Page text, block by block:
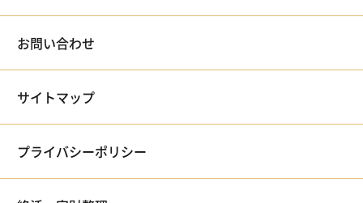
お問い合わせ
サイトマップ
プライバシーポリシー